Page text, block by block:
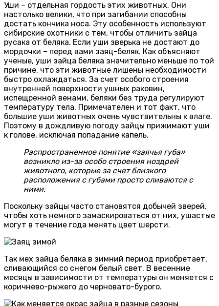
Уши – отдельная гордость этих животных. Они
настолько велики, что при загибании способны
достать кончика носа. Эту особенность используют
сибирские охотники с тем, чтобы отличить зайца
русака от беляка. Если уши зверька не достают до
мордочки – перед вами заяц-беляк. Как объясняют
ученые, уши зайца беляка значительно меньше по той
причине, что эти животные лишены необходимости
быстро охлаждаться. За счет особого строения
внутренней поверхности ушных раковин,
испещренной венами, беляки без труда регулируют
температуру тела. Примечателен и тот факт, что
большие уши животных очень чувствительны к влаге.
Поэтому в дождливую погоду зайцы прижимают уши
к голове, исключая попадание капель.
Распространенное понятие «заячья губа»
возникло из-за особо строения ноздрей
животного, которые за счет близкого
расположения с губами просто сливаются с
ними.
Поскольку зайцы часто становятся добычей зверей,
чтобы хоть немного замаскироваться от них, ушастые
могут в течение года менять цвет шерсти.
Так мех зайца беляка в зимний период приобретает,
сливающийся со снегом белый свет. В весенние
месяцы в зависимости от температуры он меняется с
коричнево-рыжего до черновато-бурого.